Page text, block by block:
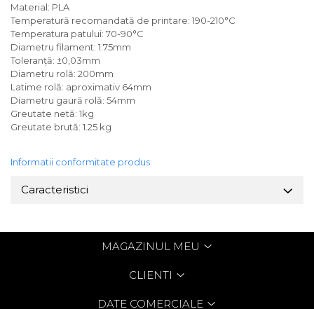
Material: PLA
Temperatură recomandată de printare: 190-210°C
Temperatura patului: 70-90°C
Diametru filament: 1.75mm
Toleranță: ±0,03mm
Diametru rolă: 200mm
Latime rolă: aproximativ 64mm
Diametru gaură rolă: 54mm
Greutate netă: 1kg
Greutate brută: 1.25 kg
Informatii conformitate produs
Caracteristici
MAGAZINUL MEU
CLIENTI
DATE COMERCIALE